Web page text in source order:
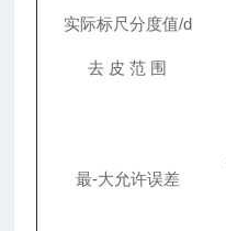
实际标尺分度值/d
去 皮 范 围
最-大允许误差